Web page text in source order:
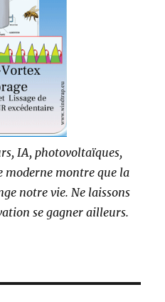
IA, photovoltaïques,
moderne montre que la
notre vie. Ne laissons
se gagner ailleurs.